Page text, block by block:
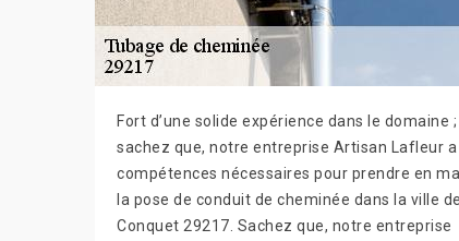
Fort d’une solide expérience dans le domaine ;
sachez que, notre entreprise Artisan Lafleur a
compétences nécessaires pour prendre en
la pose de conduit de cheminée dans la ville
Conquet 29217. Sachez que, notre entreprise